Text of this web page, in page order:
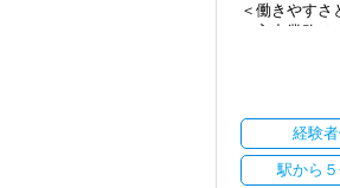
＜働きやすさ
・入力業務
・顧客と直接
・経験値が自
＜働きやすい
経験
駅から